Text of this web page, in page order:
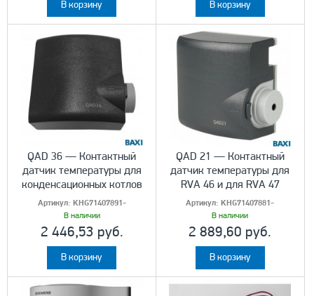
В корзину В корзину
QAD 36 — Контактный
датчик температуры для
конденсационных котлов
Артикул: KHG71407891-
В наличии
2 446,53 руб.
В корзину
QAD 21 — Контактный
датчик температуры для
RVA 46 и для RVA 47
Артикул:KHG71407881-
В наличии
2 889,60 руб.
В корзину